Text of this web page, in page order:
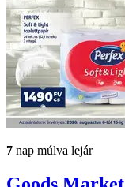
7 nap múlva lejár